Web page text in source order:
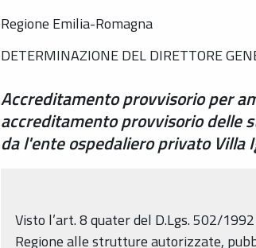
Regione Emilia-Romagna
DETERMINAZIONE DEL DIRETTORE
Accreditamento provvisorio per
accreditamento provvisorio delle
da l'ente ospedaliero privato Villa
Visto l’art. 8 quater del D.Lgs. 502/
Regione alle strutture autorizzate,